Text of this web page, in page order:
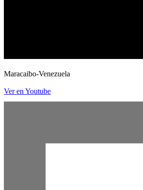
Maracaibo-Venezuela
Ver en Youtube